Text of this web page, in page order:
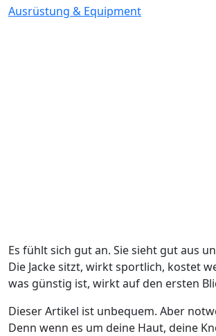
Ausrüstung & Equipment
Es fühlt sich gut an. Sie sieht gut aus
Die Jacke sitzt, wirkt sportlich, kostet
was günstig ist, wirkt auf den ersten
Dieser Artikel ist unbequem. Aber
Denn wenn es um deine Haut, deine